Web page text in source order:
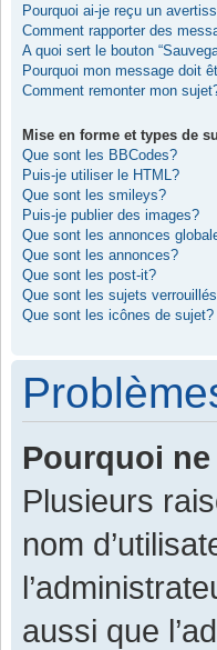
Pourquoi ai-je reçu un
Comment rapporter des
A quoi sert le bouton
Pourquoi mon message doit
Comment remonter mon
Mise en forme et types de
Que sont les BBCodes?
Puis-je utiliser le HTML?
Que sont les smileys?
Puis-je publier des images?
Que sont les annonces
Que sont les annonces?
Que sont les post-it?
Que sont les sujets
Que sont les icônes de sujet?
Pourquoi
Plusieurs
nom
aussi que